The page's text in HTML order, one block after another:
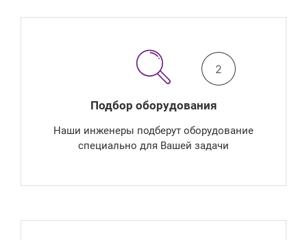
Подбор оборудования
Наши инженеры подберут оборудование
специально для Вашей задачи
2